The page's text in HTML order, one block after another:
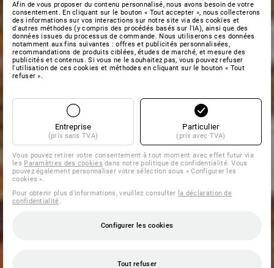
Afin de vous proposer du contenu personnalisé, nous avons besoin de votre
consentement. En cliquant sur le bouton « Tout accepter », nous collecterons
des informations sur vos interactions sur notre site via des cookies et
d'autres méthodes (y compris des procédés basés sur l'IA), ainsi que des
données issues du processus de commande. Nous utiliserons ces données
notamment aux fins suivantes : offres et publicités personnalisées,
recommandations de produits ciblées, études de marché, et mesure des
publicités et contenus. Si vous ne le souhaitez pas, vous pouvez refuser
l'utilisation de ces cookies et méthodes en cliquant sur le bouton « Tout
refuser ».
Entreprise
(prix sans TVA)
Particulier
(prix avec TVA)
Vous pouvez retirer votre consentement à tout moment avec effet futur via
les Paramètres des cookies dans notre politique de confidentialité. Vous
pouvez également personnaliser votre sélection sous « Configurer les
cookies ».
Pour obtenir plus d'informations, veuillez consulter la déclaration de
confidentialité.
Configurer les cookies
Tout refuser